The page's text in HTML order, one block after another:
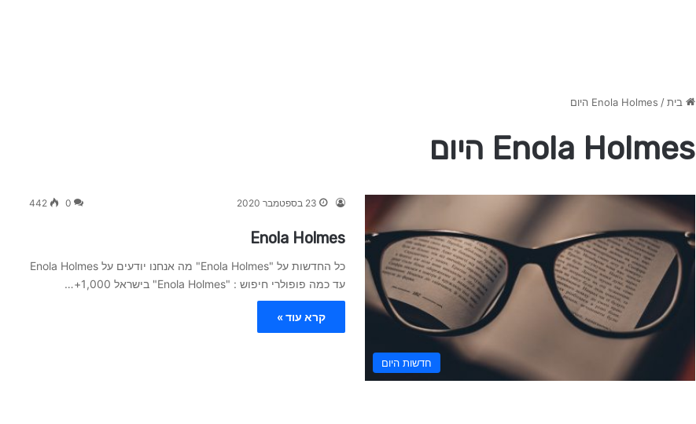
בית / Enola Holmes היום
Enola Holmes היום
חדשות היום
23 בספטמבר 2020 0
442
Enola Holmes
כל החדשות על "Enola Holmes" מה אנחנו יודעים על Enola Holmes
עד כמה פופולרי חיפוש : "Enola Holmes" בישראל 1,000+…
קרא עוד »